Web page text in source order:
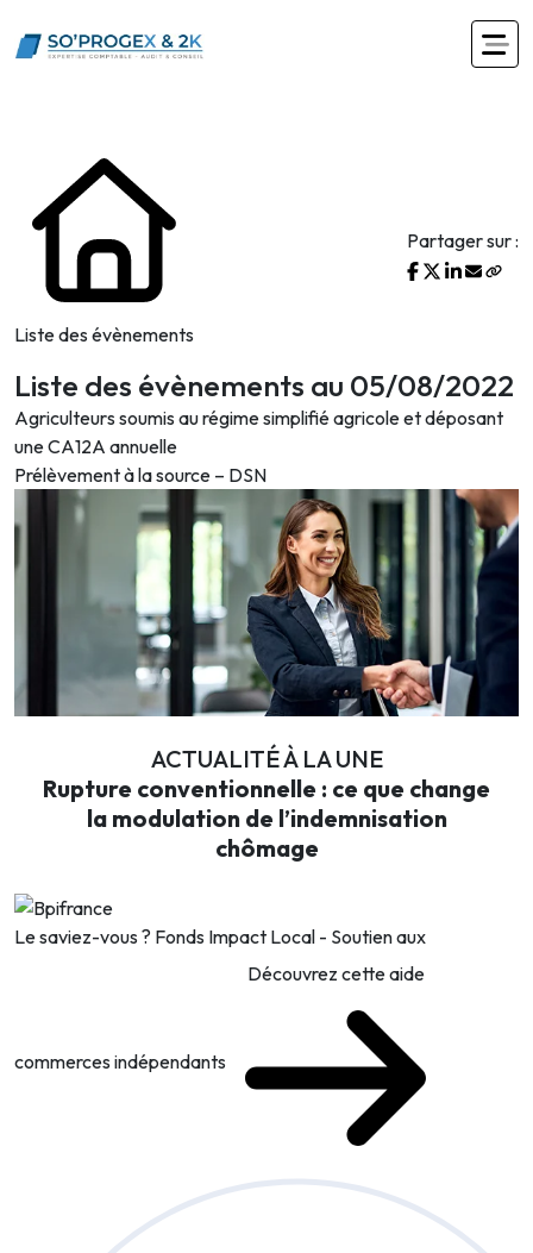
Liste des évènements
Partager sur :
Liste des évènements au 05/08/2022
Agriculteurs soumis au régime simplifié agricole et déposant
une CA12A annuelle
Prélèvement à la source – DSN
ACTUALITÉ À LA UNE
Rupture conventionnelle : ce que change
la modulation de l’indemnisation
chômage
Le saviez-vous ? Fonds Impact Local - Soutien aux
commerces indépendants
Découvrez cette aide